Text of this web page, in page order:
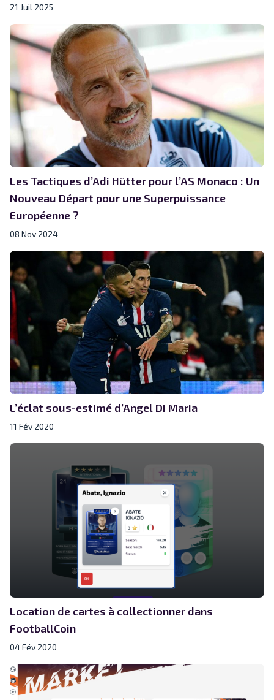
21 Juil 2025
Les Tactiques d’Adi Hütter pour l’AS Monaco : Un
Nouveau Départ pour une Superpuissance
Européenne ?
08 Nov 2024
L’éclat sous-estimé d’Angel Di Maria
11 Fév 2020
Location de cartes à collectionner dans
FootballCoin
04 Fév 2020